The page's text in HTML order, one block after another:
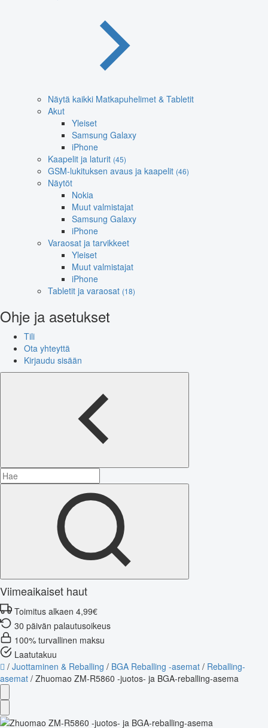
Näytä kaikki Matkapuhelimet & Tabletit
Akut
Yleiset
Samsung Galaxy
iPhone
Kaapelit ja laturit (45)
GSM-lukituksen avaus ja kaapelit (46)
Näytöt
Nokia
Muut valmistajat
Samsung Galaxy
iPhone
Varaosat ja tarvikkeet
Yleiset
Muut valmistajat
iPhone
Tabletit ja varaosat (18)
Ohje ja asetukset
Tili
Ota yhteyttä
Kirjaudu sisään
Viimeaikaiset haut
Toimitus alkaen 4,99€
30 päivän palautusoikeus
100% turvallinen maksu
Laatutakuu
/ Juottaminen & Reballing / BGA Reballing -asemat / Reballing-
asemat / Zhuomao ZM-R5860 -juotos- ja BGA-reballing-asema